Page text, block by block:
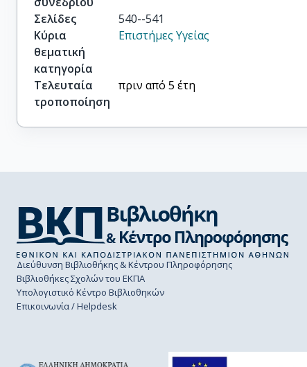
Σελίδες
540--541
Κύρια
θεματική
κατηγορία
Επιστήμες Υγείας
Τελευταία
τροποποίηση
πριν από 5 έτη
Διεύθυνση Βιβλιοθήκης & Κέντρου Πληροφόρησης
Βιβλιοθήκες Σχολών του ΕΚΠΑ
Υπολογιστικό Κέντρο Βιβλιοθηκών
Επικοινωνία / Helpdesk